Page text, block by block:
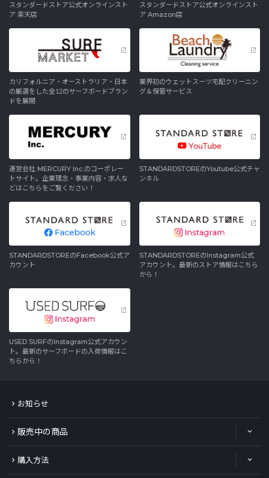
スタンダードストア公式オンラインスト
ア 楽天店
スタンダードストア公式オンラインスト
ア Amazon店
カリフォルニア・オーストラリア・日本
の厳選をした全12のサーフボードブラン
ドを展開
業界初のウェットスーツ宅配クリーニン
グ＆保管サービス
運営会社 MERCURY Inc.のコーポレー
トサイト。企業理念・事業内容・求人な
どはこちらをご覧ください！
STANDARDSTOREのYoutube公式チャ
ンネル
STANDARDSTOREのFacebook公式ア
カウント
STANDARDSTOREのInstagram公式
アカウント。最新のストア情報はこちら
から！
USED SURFのInstagram公式アカウン
ト。最新のサーフボードの入荷情報はこ
ちらから！
お知らせ
販売中の商品
購入方法